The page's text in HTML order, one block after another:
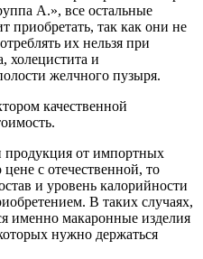
А.», все остальные
приобретать, так как они не
их нельзя при
холецистита и
желчного пузыря.
качественной
продукция от импортных
с отечественной, то
и уровень калорийности
В таких случаях,
именно макаронные изделия
нужно держаться